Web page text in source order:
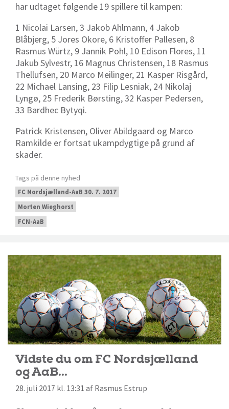
har udtaget følgende 19 spillere til kampen:
1 Nicolai Larsen, 3 Jakob Ahlmann, 4 Jakob
Blåbjerg, 5 Jores Okore, 6 Kristoffer Pallesen, 8
Rasmus Würtz, 9 Jannik Pohl, 10 Edison Flores, 11
Jakub Sylvestr, 16 Magnus Christensen, 18 Rasmus
Thellufsen, 20 Marco Meilinger, 21 Kasper Risgård,
22 Michael Lansing, 23 Filip Lesniak, 24 Nikolaj
Lyngø, 25 Frederik Børsting, 32 Kasper Pedersen,
33 Bardhec Bytyqi.
Patrick Kristensen, Oliver Abildgaard og Marco
Ramkilde er fortsat ukampdygtige på grund af
skader.
Tags på denne nyhed
FC Nordsjælland-AaB 30. 7. 2017
Morten Wieghorst
FCN-AaB
Vidste du om FC Nordsjælland
og AaB...
28. juli 2017 kl. 13:31 af Rasmus Estrup